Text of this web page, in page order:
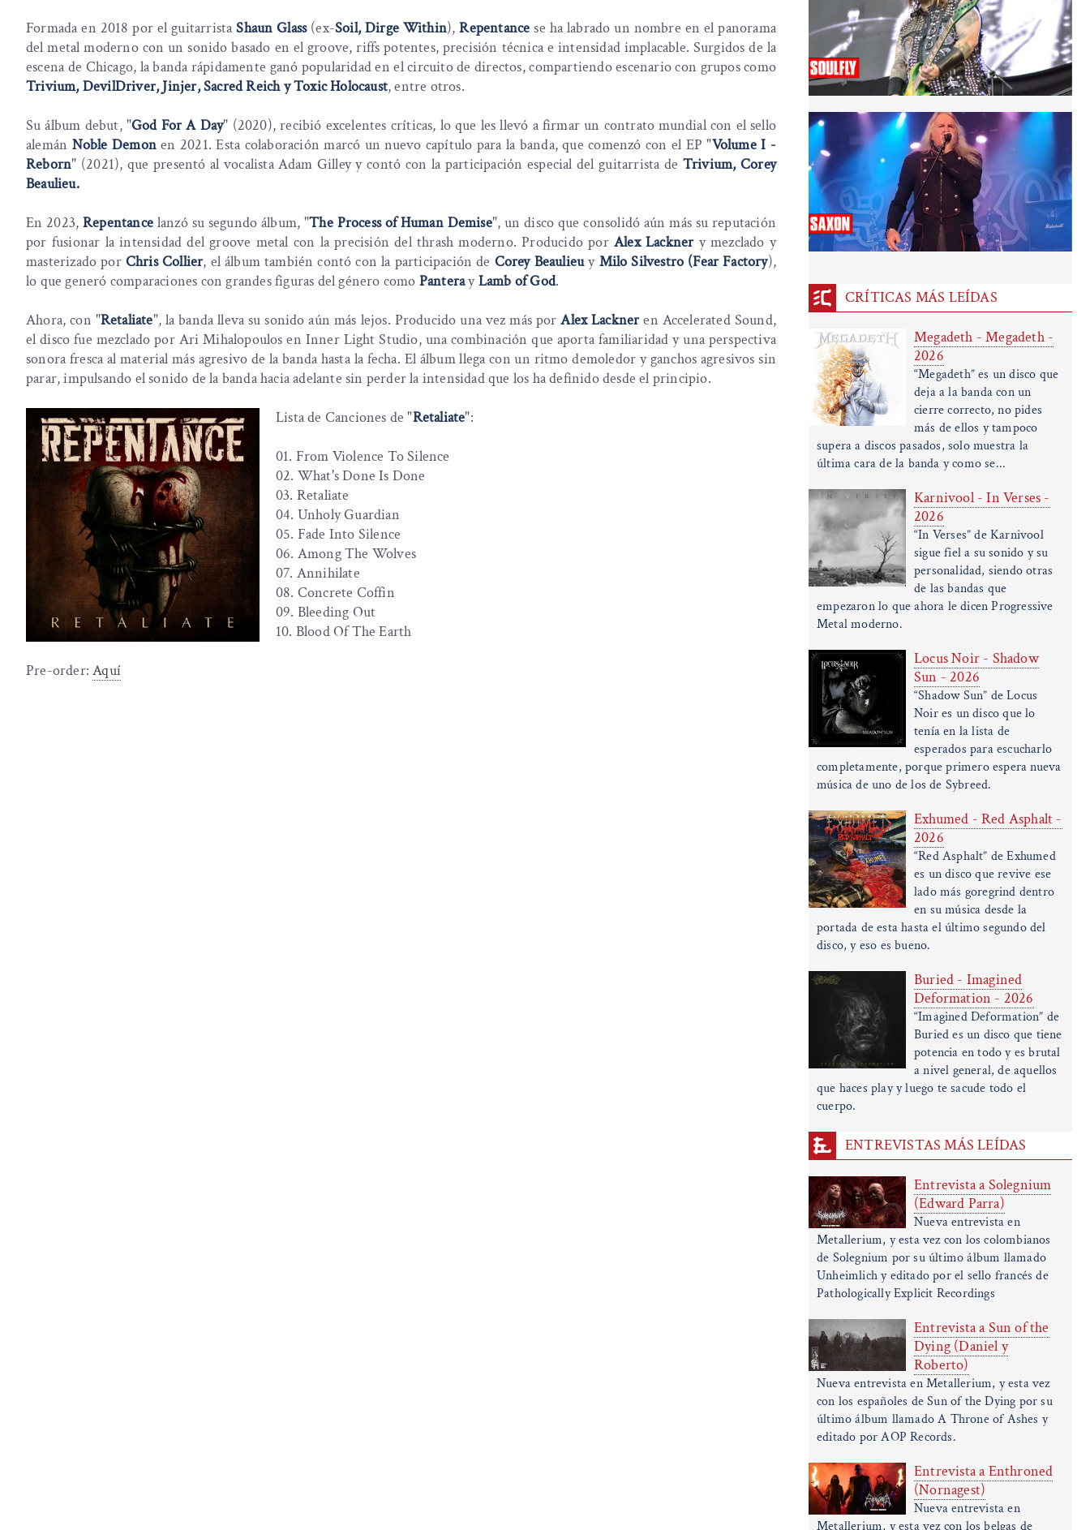
Formada en 2018 por el guitarristaShaun Glass(ex-Soil, Dirge Within),Repentance se ha labrado un nombre en el panorama
del metal moderno con un sonido basado en el groove, riffs potentes, precisión técnica e intensidad implacable. Surgidos de la
escena de Chicago, la banda rápidamente ganó popularidad en el circuito de directos, compartiendo escenario con grupos como
Trivium, DevilDriver, Jinjer, Sacred Reich y Toxic Holocaust, entre otros.
Su álbum debut, "God For A Day" (2020), recibió excelentes críticas, lo que les llevó a firmar un contrato mundial con el sello
alemán Noble Demonen 2021. Esta colaboración marcó un nuevo capítulo para la banda, que comenzó con el EP "Volume I -
Reborn" (2021), que presentó al vocalista Adam Gilley y contó con la participación especial del guitarrista de Trivium, Corey
Beaulieu.
En 2023, Repentancelanzó su segundo álbum, "The Process of Human Demise", un disco que consolidó aún más su reputación
por fusionar la intensidad del groove metal con la precisión del thrash moderno. Producido por Alex Lacknery mezclado y
masterizado por Chris Collier, el álbum también contó con la participación de Corey Beaulieuy Milo Silvestro (Fear Factory),
lo que generó comparaciones con grandes figuras del género como PanterayLamb of God.
Ahora, con "Retaliate", la banda lleva su sonido aún más lejos. Producido una vez más porAlex Lackneren Accelerated Sound,
el disco fue mezclado por Ari Mihalopoulos en Inner Light Studio, una combinación que aporta familiaridad y una perspectiva
sonora fresca al material más agresivo de la banda hasta la fecha. El álbum llega con un ritmo demoledor y ganchos agresivos sin
parar, impulsando el sonido de la banda hacia adelante sin perder la intensidad que los ha definido desde el principio.
Lista de Canciones de "Retaliate":
01. From Violence To Silence
02. What's Done Is Done
03. Retaliate
04. Unholy Guardian
05. Fade Into Silence
06. Among The Wolves
07. Annihilate
08. Concrete Coffin
09. Bleeding Out
10. Blood Of The Earth
Pre-order:Aquí
CRÍTICAS MÁS LEÍDAS
Megadeth - Megadeth -
2026
“Megadeth” es un disco que
deja a la banda con un
cierre correcto, no pides
más de ellos y tampoco
supera a discos pasados, solo muestra la
última cara de la banda y como se...
Karnivool - In Verses -
2026
“In Verses” de Karnivool
sigue fiel a su sonido y su
personalidad, siendo otras
de las bandas que
empezaron lo que ahora le dicen Progressive
Metal moderno.
Locus Noir - Shadow
Sun - 2026
“Shadow Sun” de Locus
Noir es un disco que lo
tenía en la lista de
esperados para escucharlo
completamente, porque primero espera nueva
música de uno de los de Sybreed.
Exhumed - Red Asphalt -
2026
“Red Asphalt” de Exhumed
es un disco que revive ese
lado más goregrind dentro
en su música desde la
portada de esta hasta el último segundo del
disco, y eso es bueno.
Buried - Imagined
Deformation - 2026
“Imagined Deformation” de
Buried es un disco que tiene
potencia en todo y es brutal
a nivel general, de aquellos
que haces play y luego te sacude todo el
cuerpo.
ENTREVISTAS MÁS LEÍDAS
Entrevista a Solegnium
(Edward Parra)
Nueva entrevista en
Metallerium, y esta vez con los colombianos
de Solegnium por su último álbum llamado
Unheimlich y editado por el sello francés de
Pathologically Explicit Recordings
Entrevista a Sun of the
Dying (Daniel y
Roberto)
Nueva entrevista en Metallerium, y esta vez
con los españoles de Sun of the Dying por su
último álbum llamado A Throne of Ashes y
editado por AOP Records.
Entrevista a Enthroned
(Nornagest)
Nueva entrevista en
Metallerium, y esta vez con los belgas de